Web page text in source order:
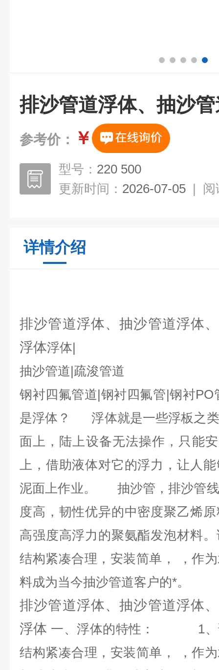
排沙管道浮体、抽沙
参考价： ￥
型号： 220 500
更新时间： 2026-07-05 | 阅
详情介绍
排沙管道浮体、抽沙管道浮体
浮体浮体|
抽沙管道|疏浚管道
钢衬四氟管道|钢衬四氟管|钢衬
是浮体？ 浮体就是一些浮板之类
面上，陆上设备无法操作，只能
上，借助液体对它的浮力，让人
泥面上作业。 抽沙管，排沙管线
度高，韧性优异的中密度聚乙烯
高强度高浮力的聚氨酯发泡材料
结构紧凑合理，安装简单， ，作
料成为当今抽沙管道客户的*。
排沙管道浮体、抽沙管道浮体
浮体 一、浮体的特性： 1、该
结构紧凑合理，安装简单， ，作